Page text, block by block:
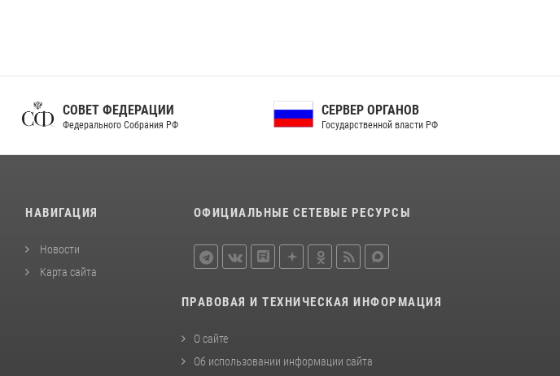
подозрению в краже
СОВЕТ ФЕДЕРАЦИИ
Федерального Собрания РФ
СЕРВЕР ОРГАНОВ
Государственной власти РФ
НАВИГАЦИЯ
Новости
Карта сайта
ОФИЦИАЛЬНЫЕ СЕТЕВЫЕ РЕСУРСЫ
ПРАВОВАЯ И ТЕХНИЧЕСКАЯ ИНФОРМАЦИЯ
О сайте
Об использовании информации сайта